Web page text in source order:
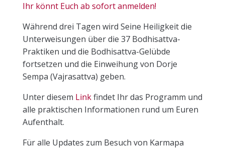
Ihr könnt Euch ab sofort anmelden!
Während drei Tagen wird Seine Heiligkeit die
Unterweisungen über die 37 Bodhisattva-
Praktiken und die Bodhisattva-Gelübde
fortsetzen und die Einweihung von Dorje
Sempa (Vajrasattva) geben.
Unter diesem Linkfindet Ihr das Programm und
alle praktischen Informationen rund um Euren
Aufenthalt.
Für alle Updates zum Besuch von Karmapa